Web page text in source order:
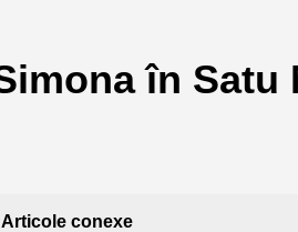
în Satu
Articole conexe